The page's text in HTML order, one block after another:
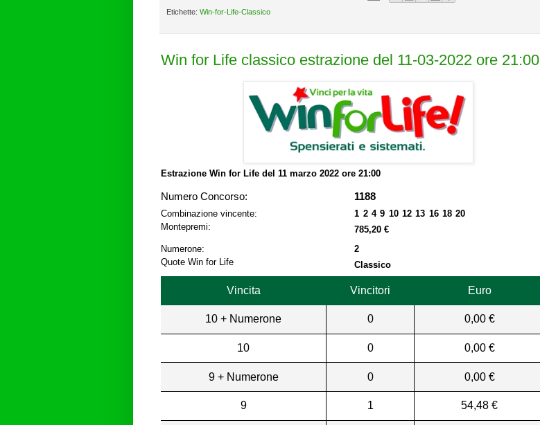
Etichette: Win-for-Life-Classico
Win for Life classico estrazione del 11-03-2022 ore 21:00
Estrazione Win for Life del 11 marzo 2022 ore 21:00
Numero Concorso: 1188
Combinazione vincente:
1 2 4 9 10 12 13 16 18 20
Montepremi:
785,20 €
Numerone:
2
Quote Win for Life
Classico
Vincita Vincitori Euro
10 + Numerone 0 0,00 €
10 0 0,00 €
9 + Numerone 0 0,00 €
9 1 54,48 €